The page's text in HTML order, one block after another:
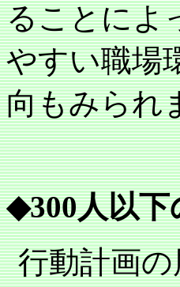
ることによ
やすい職場
向もみられ
◆300人以下
行動計画